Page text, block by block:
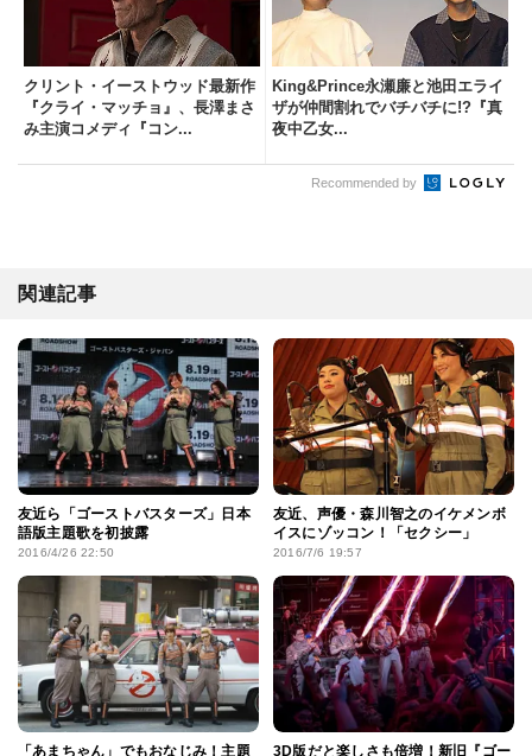
クリント・イーストウッド最新作
『クライ・マッチョ』、長澤まさ
み主演コメディ『コン...
King&Prince永瀬廉と池田エライ
ザが仲間割れでバチバチに!?『真
夜中乙女...
Recommended by
関連記事
友近ら「ゴーストバスターズ」日本
語版主題歌を初披露
2016/4/26 22:50
友近、声優・森川智之のイケメンボ
イスにゾッコン！「セクシー」
2016/7/6 19:57
「あまちゃん」でもおなじみ！主題 3D版だと楽しさも倍増！新旧『ゴー